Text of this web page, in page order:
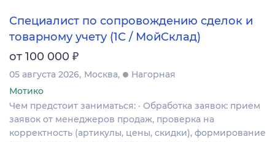
Специалист по сопровождению сделок и
товарному учету (1С / МойСклад)
от 100 000 ₽
05 августа 2026 Москва
Нагорная
Мотико
Чем предстоит заниматься: · Обработка заявок: прием
заявок от менеджеров продаж, проверка на
корректность (артикулы, цены, скидки), формирование